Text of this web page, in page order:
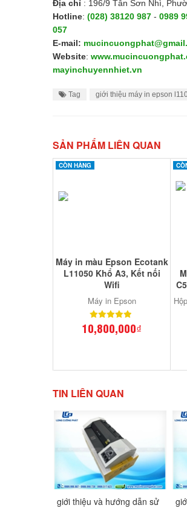
Địa chỉ: 196/9 Tân Sơn Nhì,
Hotline: (028) 38120 987 - 0989
057
E-mail:
Website:
mayinchuyennhiet.vn
Tag giới thiệu máy in epson
SẢN PHẨM LIÊN QUAN
CÒN HÀNG
CÒN HÀNG
Máy in màu Epson Ecotank
L11050 Khổ A3, Kết nối
Wifi
Máy in Epson
10,800,000₫
TIN LIÊN QUAN
giới thiệu và hướng dẫn sử